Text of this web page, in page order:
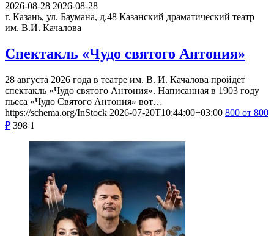
2026-08-28 2026-08-28
г. Казань, ул. Баумана, д.48 Казанский драматический театр
им. В.И. Качалова
Спектакль «Чудо святого Антония»
28 августа 2026 года в театре им. В. И. Качалова пройдет
спектакль «Чудо святого Антония». Написанная в 1903 году
пьеса «Чудо Святого Антония» вот…
https://schema.org/InStock 2026-07-20T10:44:00+03:00 800 от 800
₽ 398 1